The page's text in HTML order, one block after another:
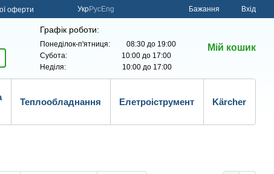
оферти УкрРусEng Бажання Вхід
Графік роботи:
Понеділок-п'ятниця: 08:30 до 19:00
Субота: 10:00 до 17:00
Неділя: 10:00 до 17:00
Мій кошик
Теплообладнання Елетроіструмент Kärcher